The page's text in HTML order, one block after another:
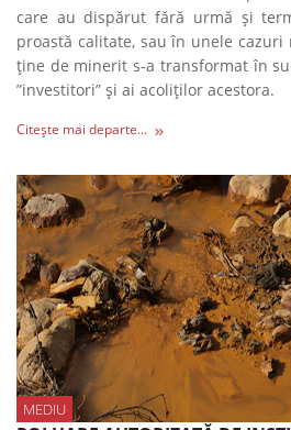
care au dispărut fără urmă şi
proastă calitate, sau în unele
ţine de minerit s-a transformat în
”investitori” şi ai acoliţilor acestora.
Citește mai departe...
MEDIU